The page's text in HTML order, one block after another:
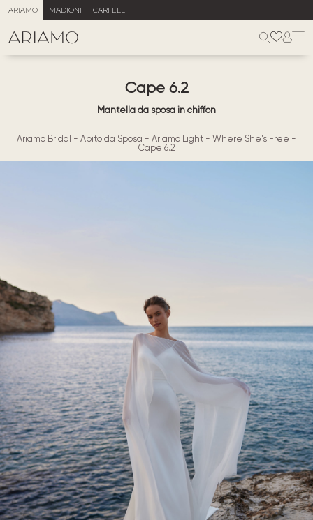
ARIAMO MADIONI CARFELLI
Cape 6.2
Mantella da sposa in chiffon
Ariamo Bridal - Abito da Sposa - Ariamo Light - Where She's Free -
Cape 6.2